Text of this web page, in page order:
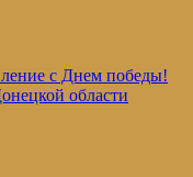
с Днем победы!
области